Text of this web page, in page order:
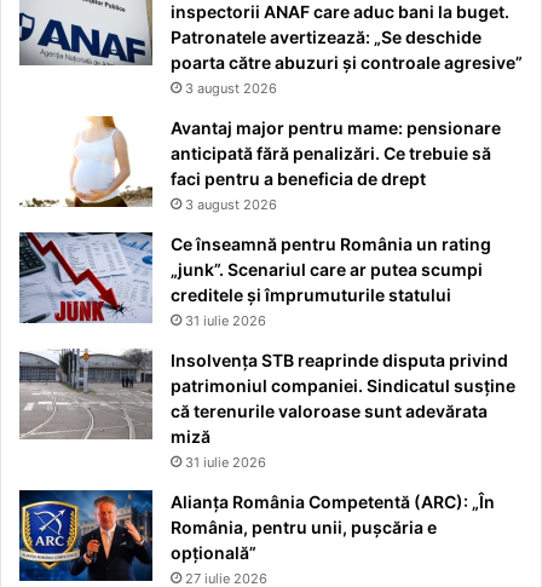
inspectorii ANAF care aduc bani la buget.
Patronatele avertizează: „Se deschide
poarta către abuzuri și controale agresive”
3 august 2026
Avantaj major pentru mame: pensionare
anticipată fără penalizări. Ce trebuie să
faci pentru a beneficia de drept
3 august 2026
Ce înseamnă pentru România un rating
„junk”. Scenariul care ar putea scumpi
creditele și împrumuturile statului
31 iulie 2026
Insolvența STB reaprinde disputa privind
patrimoniul companiei. Sindicatul susține
că terenurile valoroase sunt adevărata
miză
31 iulie 2026
Alianța România Competentă (ARC): „În
România, pentru unii, pușcăria e
opțională”
27 iulie 2026